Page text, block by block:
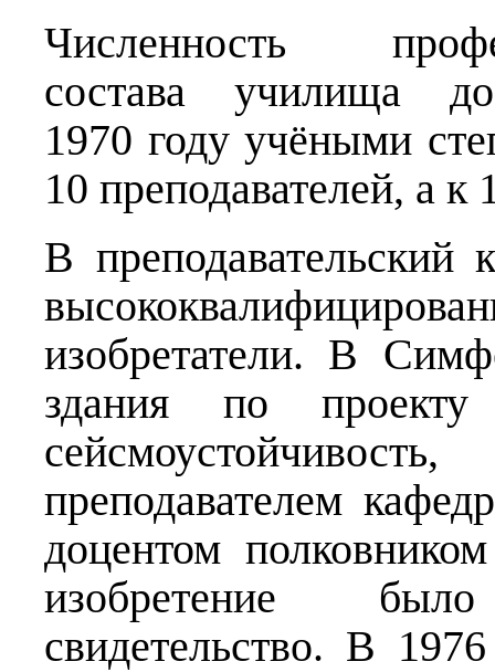
Численность
состава училища
1970 году учёными
10 преподавателей, а
В
изобретатели. В
здания по
преподавателем
доцентом
изобретение
свидетельство. В